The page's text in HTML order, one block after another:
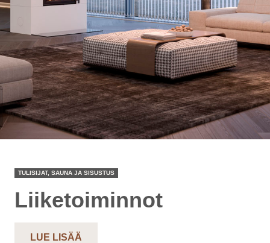
TULISIJAT, SAUNA JA SISUSTUS
Liiketoiminnot
LUE LISÄÄ